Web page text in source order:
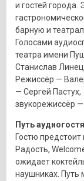
и гостей города.
барную и
Голосами
театра имени
Станислав
Режиссёр —
— Сергей Пастух,
звукорежиссёр
Путь
Гостю
Радость,
ожидает
наушниках. Путь